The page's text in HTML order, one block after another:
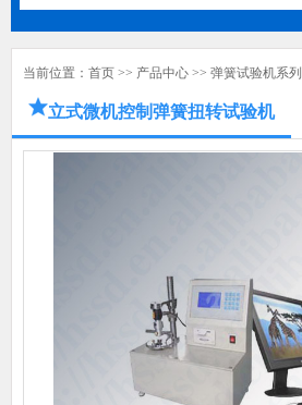
当前位置： 首页 >> 产品中心 >> 弹簧试验机系列
立式微机控制弹簧扭转试验机